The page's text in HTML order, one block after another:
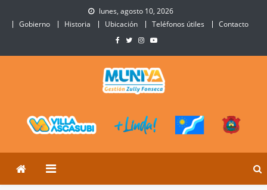
lunes, agosto 10, 2026
Gobierno
Historia Ubicación Teléfonos útiles Contacto
Ascasubi